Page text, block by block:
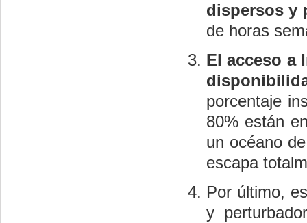
dispersos y
de horas
El acceso a
porcentaje
80% están
un océano
escapa
Por último,
y